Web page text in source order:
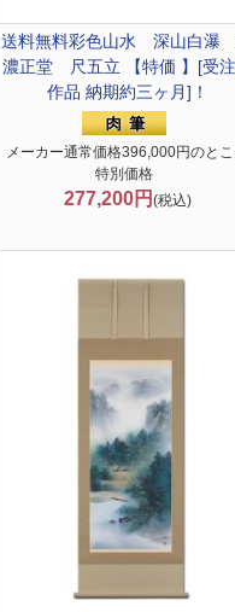
送料無料彩色山水 深山白瀑
濃正堂 尺五立 【特価 】[受
作品 納期約三ヶ月]！
メーカー通常価格396,000円のと
特別価格
277,200円 (税込)